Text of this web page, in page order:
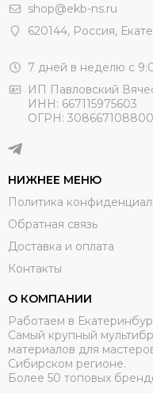
shop@ekb-ns.ru
620144, Россия,
7 дней в неделю с
ИП Павловский
ИНН: 667115975603
ОГРН:
НИЖНЕЕ МЕНЮ
Политика
Обратная связь
Доставка и оплата
Контакты
О КОМПАНИИ
Работаем в
Самый крупный
материалов для
Сибирском регионе.
Более 50 топовых